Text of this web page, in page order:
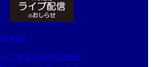
イブ配信】日本少年野球